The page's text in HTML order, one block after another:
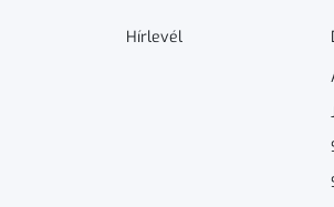
Hírlevél